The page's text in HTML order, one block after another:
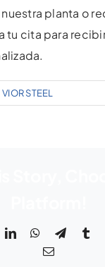
planta o
tu cita para
VIOR STEEL
LinkedInWhatsApp
Email